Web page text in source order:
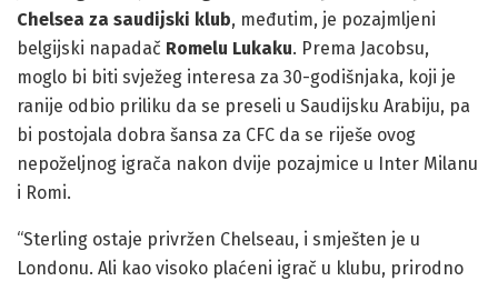
Chelsea za saudijski klub, međutim, je pozajmljeni
belgijski napadač Romelu Lukaku. Prema Jacobsu,
moglo bi biti svježeg interesa za 30-godišnjaka, koji je
ranije odbio priliku da se preseli u Saudijsku Arabiju, pa
bi postojala dobra šansa za CFC da se riješe ovog
nepoželjnog igrača nakon dvije pozajmice u Inter Milanu
i Romi.
“Sterling ostaje privržen Chelseau, i smješten je u
Londonu. Ali kao visoko plaćeni igrač u klubu, prirodno